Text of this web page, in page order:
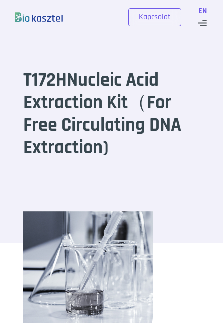
EN
Kapcsolat
T172HNucleic Acid
Extraction Kit（For
Free Circulating DNA
Extraction)